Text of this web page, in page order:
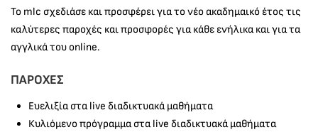
To mlc σχεδιάσε και προσφέρει για το νέο ακαδημαικό έτος τις
καλύτερες παροχές και προσφορές για κάθε ενήλικα και για τα
αγγλικά του online.
ΠΑΡΟΧΕΣ
Ευελιξία στα live διαδικτυακά μαθήματα
Κυλιόμενο πρόγραμμα στα live διαδικτυακά μαθήματα